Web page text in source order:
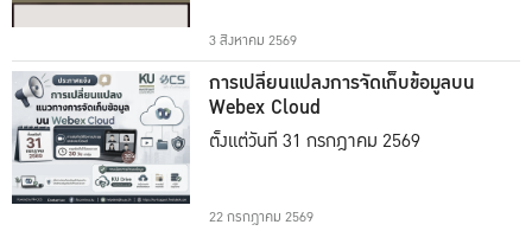
3 สิงหาคม 2569
การเปลี่ยนแปลงการจัดเก็บข้อมูลบน
Webex Cloud
ตั้งแต่วันที่ 31 กรกฎาคม 2569
22 กรกฎาคม 2569